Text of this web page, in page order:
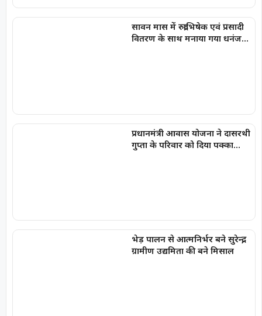
सावन मास में रुद्राभिषेक एवं प्रसादी
वितरण के साथ मनाया गया धनंजय
प्रधानमंत्री आवास योजना ने दासरथी
गुप्ता के परिवार को दिया पक्का
भेड़ पालन से आत्मनिर्भर बने सुरेन्द्र,
ग्रामीण उद्यमिता की बने मिसाल